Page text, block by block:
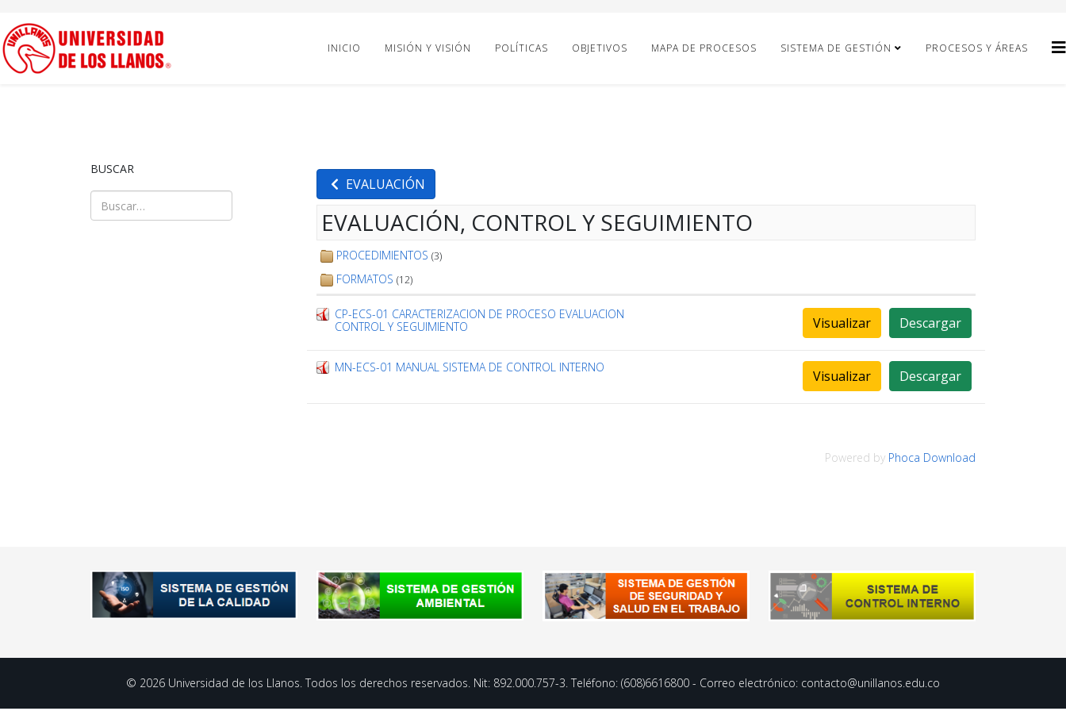
INICIO MISIÓN Y VISIÓN POLÍTICAS OBJETIVOS MAPA DE PROCESOS SISTEMA DE GESTIÓN PROCESOS Y ÁREAS
BUSCAR
Buscar
EVALUACIÓN
EVALUACIÓN, CONTROL Y SEGUIMIENTO
PROCEDIMIENTOS (3)
FORMATOS (12)
CP-ECS-01 CARACTERIZACION DE PROCESO EVALUACION
CONTROL Y SEGUIMIENTO
Descargar
Visualizar
MN-ECS-01 MANUAL SISTEMA DE CONTROL INTERNO
Descargar
Visualizar
Powered by Phoca Download
© 2026 Universidad de los Llanos. Todos los derechos reservados. Nit: 892.000.757-3. Teléfono: (608)6616800 - Correo electrónico: contacto@unillanos.edu.co